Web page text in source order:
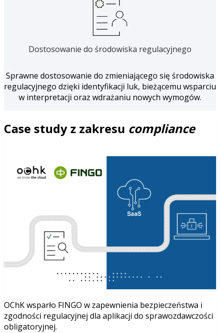
Dostosowanie do środowiska regulacyjnego
Sprawne dostosowanie do zmieniającego się środowiska
regulacyjnego dzięki identyfikacji luk, bieżącemu wsparciu
w interpretacji oraz wdrażaniu nowych wymogów.
Case study z zakresu compliance
OChK wsparło FINGO w zapewnienia bezpieczeństwa i
zgodności regulacyjnej dla aplikacji do sprawozdawczości
obligatoryjnej.